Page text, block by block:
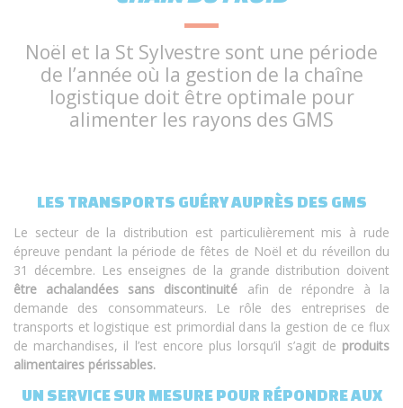
Noël et la St Sylvestre sont une période
de l’année où la gestion de la chaîne
logistique doit être optimale pour
alimenter les rayons des GMS
LES TRANSPORTS GUÉRY AUPRÈS DES GMS
Le secteur de la distribution est particulièrement mis à rude
épreuve pendant la période de fêtes de Noël et du réveillon du
31 décembre. Les enseignes de la grande distribution doivent
être achalandées sans discontinuité afin de répondre à la
demande des consommateurs. Le rôle des entreprises de
transports et logistique est primordial dans la gestion de ce flux
de marchandises, il l’est encore plus lorsqu’il s’agit de produits
alimentaires périssables.
UN SERVICE SUR MESURE POUR RÉPONDRE AUX